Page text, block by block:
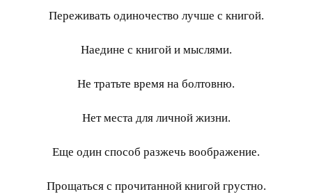
Переживать одиночество лучше с книгой.
Наедине с книгой и мыслями.
Не тратьте время на болтовню.
Нет места для личной жизни.
Еще один способ разжечь воображение.
Прощаться с прочитанной книгой грустно.